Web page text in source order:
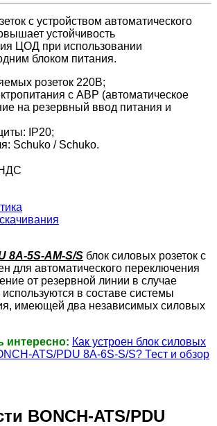
с устройством автоматического
устойчивость
ЦОД при использовании
блоком питания.
розеток 220В;
с АВР (автоматическое
на резервный ввод питания и
IP20;
Schuko / Schuko.
8A-5S-AM-S/S блок силовых розеток с
для автоматического переключения
от резервной линии в случае
используются в составе системы
имеющей два независимых силовых
интересно: Как устроен блок силовых
ATS/PDU 8A-6S-S/S? Тест и обзор
BONCH-ATS/PDU